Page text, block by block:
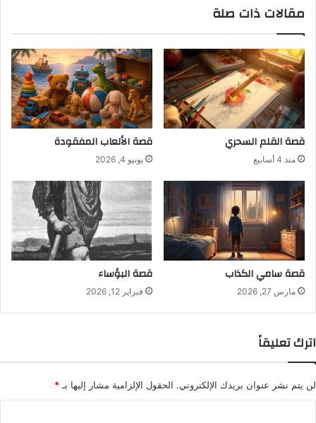
مقالات ذات صلة
قصة القلم السحري
منذ 4 أسابيع
قصة الألعاب المفقودة
يونيو 4, 2026
قصة سامي الكذاب
مارس 27, 2026
قصة البؤساء
فبراير 12, 2026
اترك تعليقاً
لن يتم نشر عنوان بريدك الإلكتروني. الحقول الإلزامية مشار إليها بـ *